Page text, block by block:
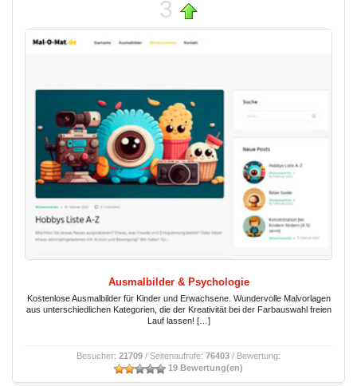
3
Ausmalbilder & Psychologie
Kostenlose Ausmalbilder für Kinder und Erwachsene. Wundervolle Malvorlagen
aus unterschiedlichen Kategorien, die der Kreativität bei der Farbauswahl freien
Lauf lassen! […]
Besucher: 21709 / Seitenaufrufe: 76403 / Bewertung:
19 Bewertung(en)